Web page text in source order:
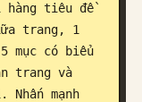
hàng tiêu đề
trang, 1
mục có biểu
trang và
mạnh